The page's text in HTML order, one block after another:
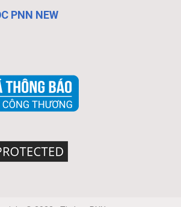
PNN NEW